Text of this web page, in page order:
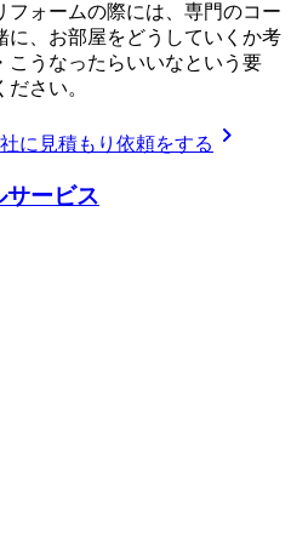
フォームの際には、専門のコー
に、お部屋をどうしていくか考
こうなったらいいなという要
さい。
に見積もり依頼をする chevron_right
ービス